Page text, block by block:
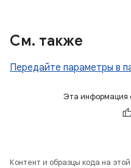
См. также
Передайте параметры в
Эта информация
Контент и образцы кода на